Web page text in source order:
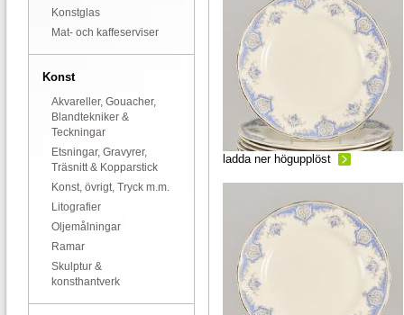
Konstglas
Mat- och kaffeserviser
Konst
Akvareller, Gouacher,
Blandtekniker &
Teckningar
Etsningar, Gravyrer,
Träsnitt & Kopparstick
Konst, övrigt, Tryck m.m.
Litografier
Oljemålningar
Ramar
Skulptur &
konsthantverk
ladda ner högupplöst